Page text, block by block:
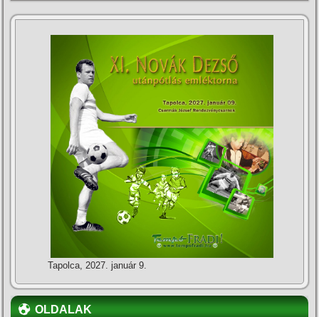
Tapolca, 2027. január 9.
OLDALAK